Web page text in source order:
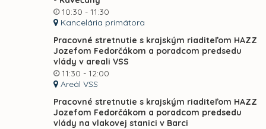
10:30 - 11:30
Kancelária primátora
Pracovné stretnutie s krajským riaditeľom HAZZ
Jozefom Fedorčákom a poradcom predsedu
vlády v areali VSS
11:30 - 12:00
Areál VSS
Pracovné stretnutie s krajským riaditeľom HAZZ
Jozefom Fedorčákom a poradcom predsedu
vlády na vlakovej stanici v Barci